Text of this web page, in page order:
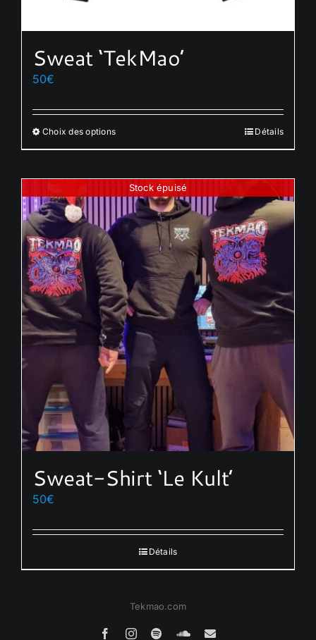
Sweat ‘TekMao’
50€
Choix des optionsCe
produit
plusieurs
variations.
Les
options
peuvent
être
choisies
sur
la
page
du
produit
Détails
Stock épuisé
Sweat-Shirt ‘Le Kult’
50€
Détails
Tekmao.com
FacebookInstagram
SpotifySoundCloud
Email